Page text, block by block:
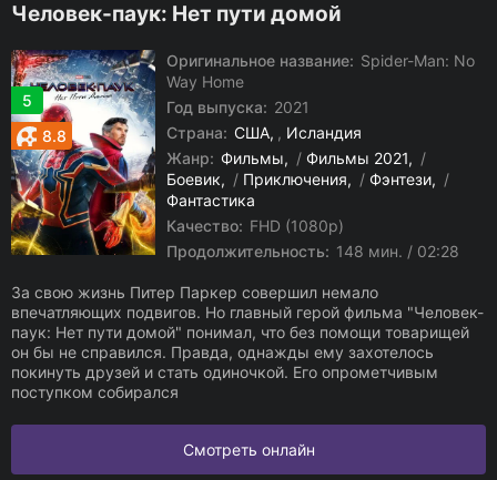
Человек-паук: Нет пути домой
5
8.8
Оригинальное название: Spider-Man: No
Way Home
Год выпуска: 2021
Страна: США , Исландия
Жанр: Фильмы / Фильмы 2021
/
Боевик
/ Приключения / Фэнтези
/
Фантастика
Качество: FHD (1080p)
Продолжительность: 148 мин. / 02:28
За свою жизнь Питер Паркер совершил немало
впечатляющих подвигов. Но главный герой фильма "Человек-
паук: Нет пути домой" понимал, что без помощи товарищей
он бы не справился. Правда, однажды ему захотелось
покинуть друзей и стать одиночкой. Его опрометчивым
поступком собирался
Смотреть онлайн